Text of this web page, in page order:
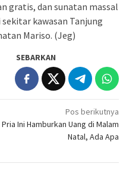
gratis, dan sunatan massal
kawasan Tanjung
Mariso. (Jeg)
SEBARKAN
Pos berikutnya
Pria Ini Hamburkan Uang di Malam
Natal, Ada Apa